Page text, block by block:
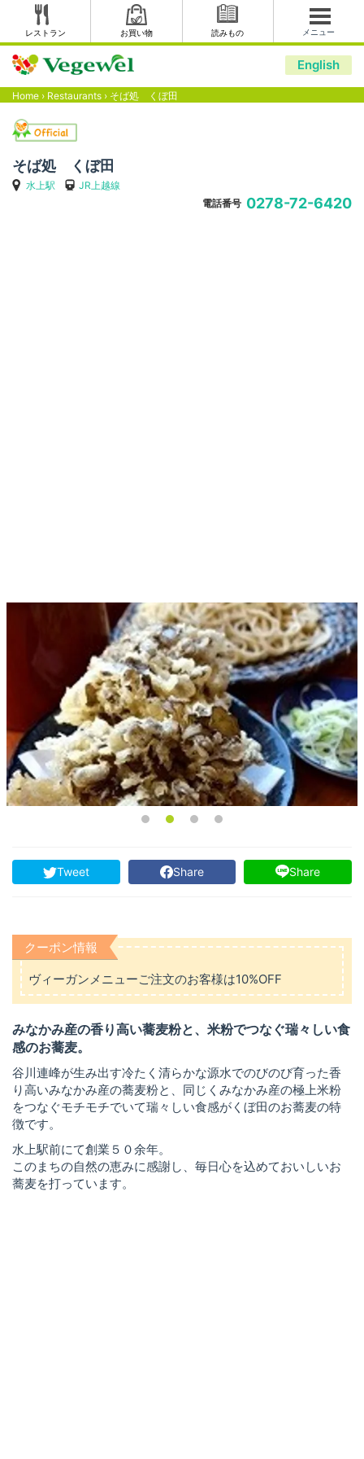
レストラン お買い物 読みもの メニュー
English
Home › Restaurants › そば処 くぼ田
そば処 くぼ田
水上駅
JR上越線
電話番号 0278-72-6420
Tweet Share Share
クーポン情報
ヴィーガンメニューご注文のお客様は10%OFF
みなかみ産の香り高い蕎麦粉と、米粉でつなぐ瑞々しい食
感のお蕎麦。
谷川連峰が生み出す冷たく清らかな源水でのびのび育った香
り高いみなかみ産の蕎麦粉と、同じくみなかみ産の極上米粉
をつなぐモチモチでいて瑞々しい食感がくぼ田のお蕎麦の特
徴です。
水上駅前にて創業５０余年。
このまちの自然の恵みに感謝し、毎日心を込めておいしいお
蕎麦を打っています。